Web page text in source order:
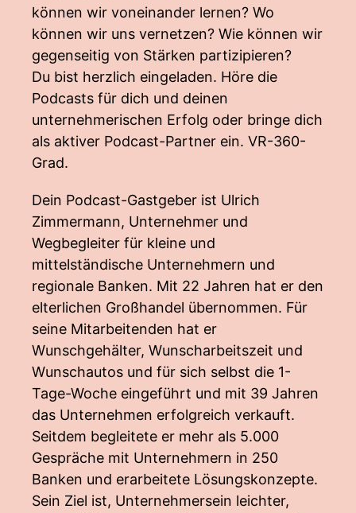
können wir voneinander lernen? Wo
können wir uns vernetzen? Wie können wir
gegenseitig von Stärken partizipieren?
Du bist herzlich eingeladen. Höre die
Podcasts für dich und deinen
unternehmerischen Erfolg oder bringe dich
als aktiver Podcast-Partner ein. VR-360-
Grad.
Dein Podcast-Gastgeber ist Ulrich
Zimmermann, Unternehmer und
Wegbegleiter für kleine und
mittelständische Unternehmern und
regionale Banken. Mit 22 Jahren hat er den
elterlichen Großhandel übernommen. Für
seine Mitarbeitenden hat er
Wunschgehälter, Wunscharbeitszeit und
Wunschautos und für sich selbst die 1-
Tage-Woche eingeführt und mit 39 Jahren
das Unternehmen erfolgreich verkauft.
Seitdem begleitete er mehr als 5.000
Gespräche mit Unternehmern in 250
Banken und erarbeitete Lösungskonzepte.
Sein Ziel ist, Unternehmersein leichter,